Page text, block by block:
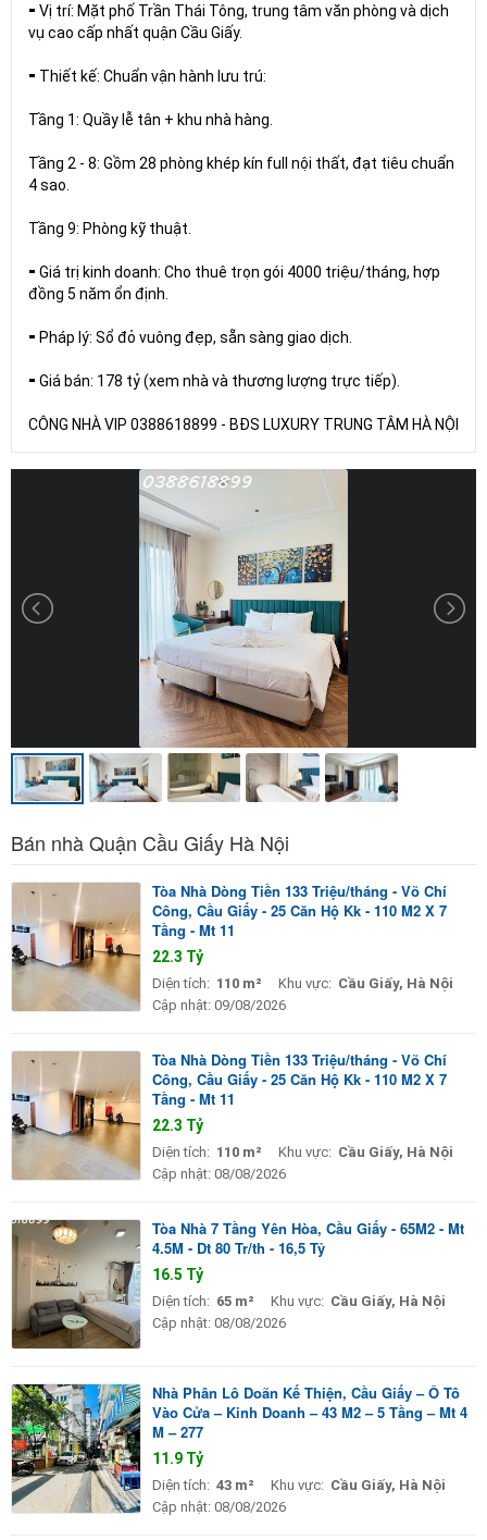
⁃ Vị trí: Mặt phố Trần Thái Tông, trung tâm văn phòng và dịch
vụ cao cấp nhất quận Cầu Giấy.
⁃ Thiết kế: Chuẩn vận hành lưu trú:
Tầng 1: Quầy lễ tân + khu nhà hàng.
Tầng 2 - 8: Gồm 28 phòng khép kín full nội thất, đạt tiêu chuẩn
4 sao.
Tầng 9: Phòng kỹ thuật.
⁃ Giá trị kinh doanh: Cho thuê trọn gói 4000 triệu/tháng, hợp
đồng 5 năm ổn định.
⁃ Pháp lý: Sổ đỏ vuông đẹp, sẵn sàng giao dịch.
⁃ Giá bán: 178 tỷ (xem nhà và thương lượng trực tiếp).
CÔNG NHÀ VIP 0388618899 - BĐS LUXURY TRUNG TÂM HÀ NỘI
Bán nhà Quận Cầu Giấy Hà Nội
Tòa Nhà Dòng Tiền 133 Triệu/tháng - Võ Chí
Công, Cầu Giấy - 25 Căn Hộ Kk - 110 M2 X 7
Tầng - Mt 11
22.3 Tỷ
Diện tích: 110 m² Khu vực: Cầu Giấy, Hà Nội
Cập nhật: 09/08/2026
Tòa Nhà Dòng Tiền 133 Triệu/tháng - Võ Chí
Công, Cầu Giấy - 25 Căn Hộ Kk - 110 M2 X 7
Tầng - Mt 11
22.3 Tỷ
Diện tích: 110 m² Khu vực: Cầu Giấy, Hà Nội
Cập nhật: 08/08/2026
Tòa Nhà 7 Tầng Yên Hòa, Cầu Giấy - 65M2 - Mt
4.5M - Dt 80 Tr/th - 16,5 Tỷ
16.5 Tỷ
Diện tích: 65 m² Khu vực: Cầu Giấy, Hà Nội
Cập nhật: 08/08/2026
Nhà Phân Lô Doãn Kế Thiện, Cầu Giấy – Ô Tô
Vào Cửa – Kinh Doanh – 43 M2 – 5 Tầng – Mt 4
M – 277
11.9 Tỷ
Diện tích: 43 m² Khu vực: Cầu Giấy, Hà Nội
Cập nhật: 08/08/2026